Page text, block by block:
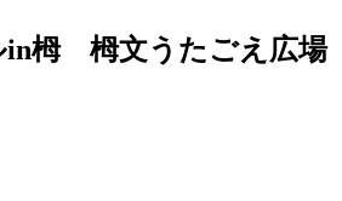
in栂 栂文う たごえ 広場